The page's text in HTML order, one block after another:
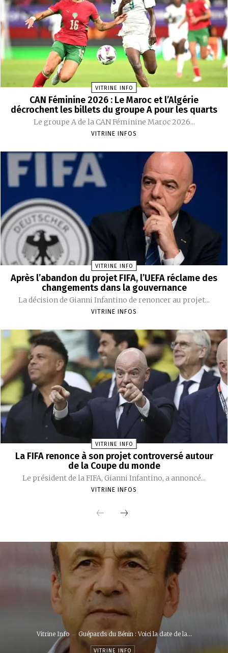
VITRINE INFO
CAN Féminine 2026 : Le Maroc et l’Algérie
décrochent les billets du groupe A pour les quarts
Le groupe A de la CAN Féminine Maroc 2026...
VITRINE INFOS
VITRINE INFO
Après l’abandon du projet FIFA, l’UEFA réclame des
changements dans la gouvernance
La décision de Gianni Infantino de renoncer au projet...
VITRINE INFOS
VITRINE INFO
La FIFA renonce à son projet controversé autour
de la Coupe du monde
Le président de la FIFA, Gianni Infantino, a annoncé...
VITRINE INFOS